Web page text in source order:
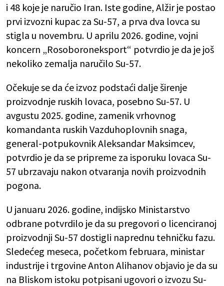
i 48 koje je naručio Iran. Iste godine, Alžir je postao
prvi izvozni kupac za Su-57, a prva dva lovca su
stigla u novembru. U aprilu 2026. godine, vojni
koncern „Rosoboroneksport“ potvrdio je da je još
nekoliko zemalja naručilo Su-57.
Očekuje se da će izvoz podstaći dalje širenje
proizvodnje ruskih lovaca, posebno Su-57. U
avgustu 2025. godine, zamenik vrhovnog
komandanta ruskih Vazduhoplovnih snaga,
general-potpukovnik Aleksandar Maksimcev,
potvrdio je da se pripreme za isporuku lovaca Su-
57 ubrzavaju nakon otvaranja novih proizvodnih
pogona.
U januaru 2026. godine, indijsko Ministarstvo
odbrane potvrdilo je da su pregovori o licenciranoj
proizvodnji Su-57 dostigli naprednu tehničku fazu.
Sledećeg meseca, početkom februara, ministar
industrije i trgovine Anton Alihanov objavio je da su
na Bliskom istoku potpisani ugovori o izvozu Su-